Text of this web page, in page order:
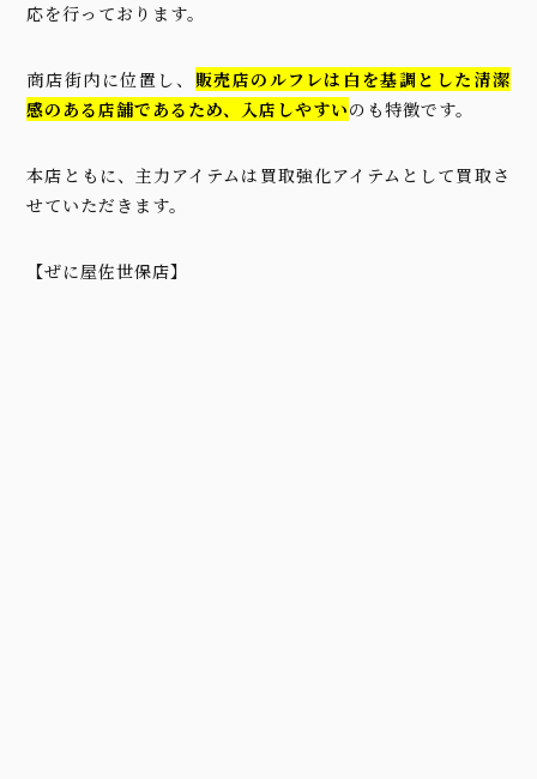
応を行っております。
商店街内に位置し、 販売店のルフレは白を基調とした清潔
感のある店舗であるため、入店しやすいのも特徴です。
本店ともに、主力アイテムは買取強化アイテムとして買取さ
せていただきます。
【ぜに屋佐世保店】